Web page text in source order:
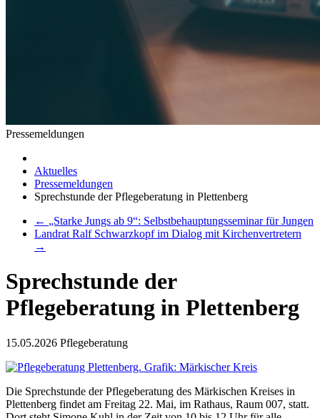
Pressemeldungen
Aktuelles
Pressemeldungen
Sprechstunde der Pflegeberatung in Plettenberg
← „Starke Jungs ab 9“: Selbstbehauptungsseminar für Jungen
Landrat Ralf Schwarzkopf im Dialog mit Kirchenvertretern
→
Sprechstunde der
Pflegeberatung in Plettenberg
15.05.2026 Pflegeberatung
Die Sprechstunde der Pflegeberatung des Märkischen Kreises in
Plettenberg findet am Freitag 22. Mai, im Rathaus, Raum 007, statt.